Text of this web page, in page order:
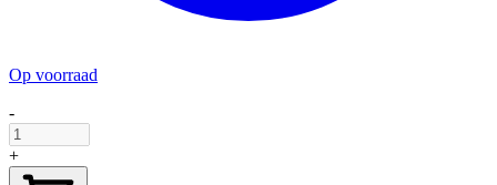
Op voorraad
-
+